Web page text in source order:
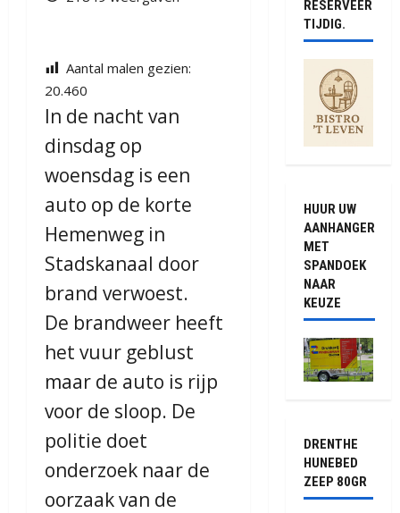
Aantal malen gezien:
20.460
In de nacht van
dinsdag op
woensdag is een
auto op de korte
Hemenweg in
Stadskanaal door
brand verwoest.
De brandweer heeft
het vuur geblust
maar de auto is rijp
voor de sloop. De
politie doet
onderzoek naar de
oorzaak van de
RESERVEER
TIJDIG.
HUUR UW
AANHANGER
MET
SPANDOEK
NAAR
KEUZE
DRENTHE
HUNEBED
ZEEP 80GR